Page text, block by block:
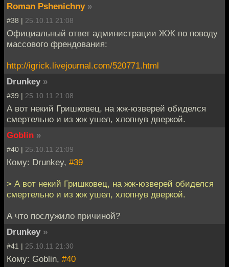
Roman Pshenichny »
#38 | 25.10.11 21:08
Официальный ответ администрации ЖЖ по поводу
массового френдования:
http://igrick.livejournal.com/520771.html
Drunkey »
#39 | 25.10.11 21:08
А вот некий Гришковец, на жж-юзверей обиделся
смертельно и из жж ушел, хлопнув дверкой.
Goblin »
#40 | 25.10.11 21:09
Кому: Drunkey, #39
> А вот некий Гришковец, на жж-юзверей обиделся
смертельно и из жж ушел, хлопнув дверкой.
А что послужило причиной?
Drunkey »
#41 | 25.10.11 21:30
Кому: Goblin, #40